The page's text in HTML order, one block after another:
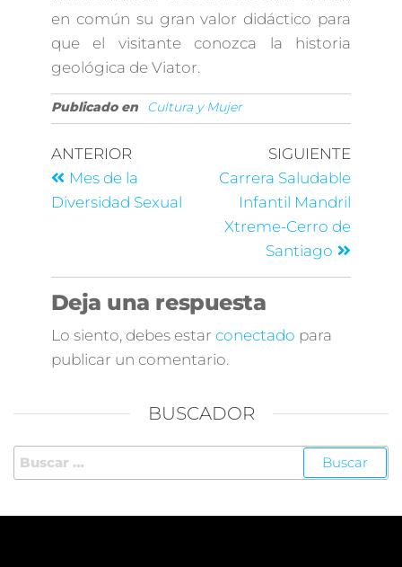
en común su gran valor didáctico para
que el visitante conozca la historia
geológica de Viator.
Publicado en Cultura y Mujer
ANTERIOR
Mes de la
Diversidad Sexual
SIGUIENTE
Carrera Saludable
Infantil Mandril
Xtreme-Cerro de
Santiago
Deja una respuesta
Lo siento, debes estar conectado para
publicar un comentario.
BUSCADOR